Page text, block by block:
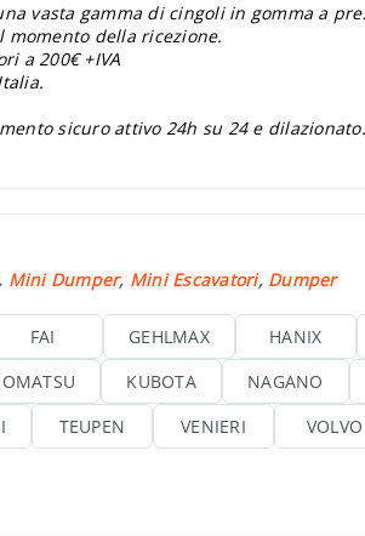
vasta gamma di cingoli in gomma a
della ricezione.
a 200€ +IVA
sicuro attivo 24h su 24 e dilazionato.
Mini Dumper, Mini Escavatori, Dumper
FAI GEHLMAX HANIX
KUBOTA NAGANO
TEUPEN VENIERI VOLVO